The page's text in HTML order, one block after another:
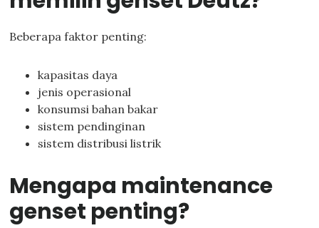
Beberapa faktor penting:
kapasitas daya
jenis operasional
konsumsi bahan bakar
sistem pendinginan
sistem distribusi listrik
Mengapa maintenance
genset penting?